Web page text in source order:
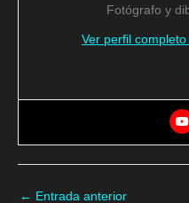
Fotógrafo y
Ver perfil
← Entrada anterior